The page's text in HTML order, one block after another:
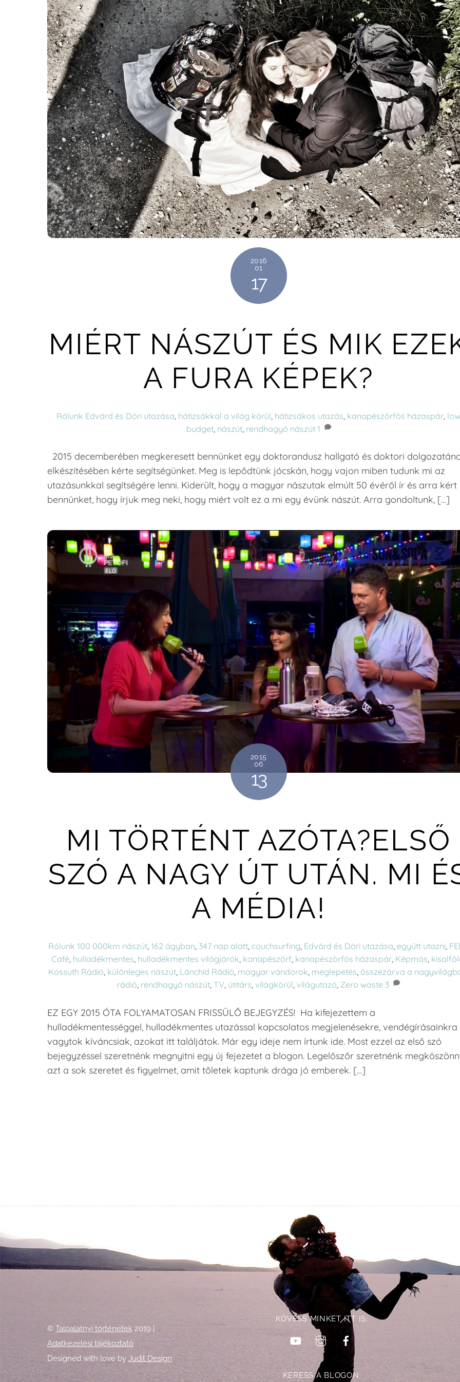
2016
01
17
MIÉRT NÁSZÚT ÉS MIK
A FURA KÉPEK?
Rólunk Edvárd és Dóri utazása hátizsákkal a világ körül hátizsákos utazás kanapészörfös házaspár
budget, nászút, rendhagyó nászút 1
2015 decemberében megkeresett bennünket egy doktorandusz hallgató és doktori
elkészítésében kérte segítségünket. Meg is lepődtünk jócskán, hogy vajon miben tudunk mi az
utazásunkkal segítségére lenni. Kiderült, hogy a magyar nászutak elmúlt 50 évéről ír és arra kért
bennünket, hogy írjuk meg neki, hogy miért volt ez a mi egy évünk nászút. Arra gondoltunk, […]
2015
06
13
MI TÖRTÉNT AZÓTA?ELSŐ
SZÓ A NAGY ÚT UTÁN. MI
A MÉDIA!
Rólunk 100 000km nászút, 162 ágyban, 347 nap alatt, couchsurfing, Edvárd és Dóri utazása, együtt utazni,
Café, hulladékmentes, hulladékmentes világjárók, kanapészörf, kanapészörfös házaspár, Képmás,
Kossuth Rádió, különleges nászút, Lánchíd Rádió, magyar vándorok, meglepetés, összezárva a
rádió, rendhagyó nászút,TV, útitárs,világkörül,világutazó, Zero waste 3
EZ EGY 2015 ÓTA FOLYAMATOSAN FRISSÜLŐ BEJEGYZÉS! Ha kifejezettem a
hulladékmentességgel, hulladékmentes utazással kapcsolatos megjelenésekre, vendégírásainkra
vagytok kíváncsiak, azokat itt találjátok. Már egy ideje nem írtunk ide. Most ezzel az első szó
bejegyzéssel szeretnénk megnyitni egy új fejezetet a blogon. Legelőszőr szeretnénk
azt a sok szeretet és figyelmet, amit tőletek kaptunk drága jó emberek. […]
Back
To
Top
© Talpalatnyi történetek 2019 |
Adatkezelési tájékoztató
Designed with love by Judit Design
KÖVESS MINKET ITT IS:
YouTubeInstagram
KERESS A BLOGON: